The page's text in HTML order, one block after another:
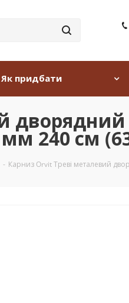
Як придбати
240 см
- Карниз Orvit Треві металевий